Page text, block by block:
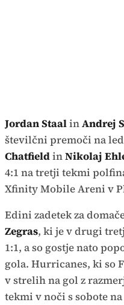
Jordan StaalinAndrej
številčni premoči na
ChatfieldinNikolaj
4:1 na tretji tekmi
Xfinity Mobile Areni v
Edini zadetek za
Zegras, ki je v drugi
1:1, a so gostje nato
gola. Hurricanes, ki so
v strelih na gol z
tekmi v noči s sobote